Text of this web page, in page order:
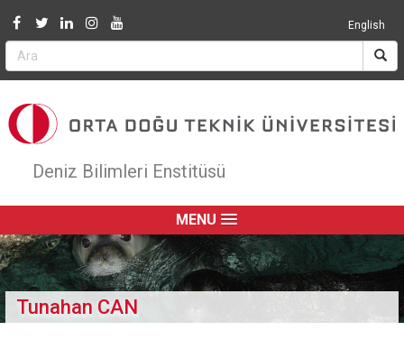
English
Deniz Bilimleri Enstitüsü
MENU
Tunahan CAN